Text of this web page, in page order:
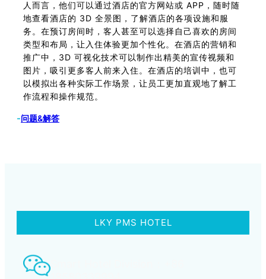
人而言，他们可以通过酒店的官方网站或 APP，随时随
地查看酒店的 3D 全景图，了解酒店的各项设施和服
务。在预订房间时，客人甚至可以选择自己喜欢的房间
类型和布局，让入住体验更加个性化。在酒店的营销和
推广中，3D 可视化技术可以制作出精美的宣传视频和
图片，吸引更多客人前来入住。在酒店的培训中，也可
以模拟出各种实际工作场景，让员工更加直观地了解工
作流程和操作规范。
-问题&解答
LKY PMS HOTEL